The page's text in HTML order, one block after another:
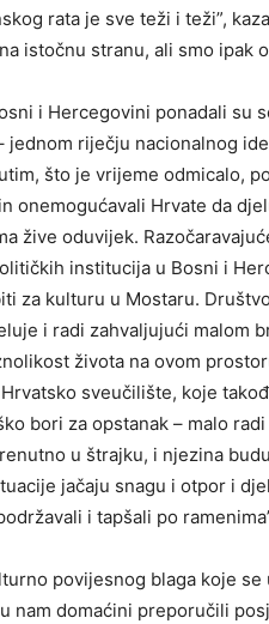
rata je sve teži i teži”,
istočnu stranu, ali smo ipak
i Hercegovini ponadali su
riječju nacionalnog
što je vrijeme odmicalo,
onemogućavali Hrvate da
žive oduvijek.
institucija u Bosni i
za kulturu u Mostaru.
i radi zahvaljujući malom
života na ovom
sveučilište, koje
bori za opstanak – malo
u štrajku, i njezina
jačaju snagu i otpor i
i tapšali po
povijesnog blaga koje
nam domaćini preporučili